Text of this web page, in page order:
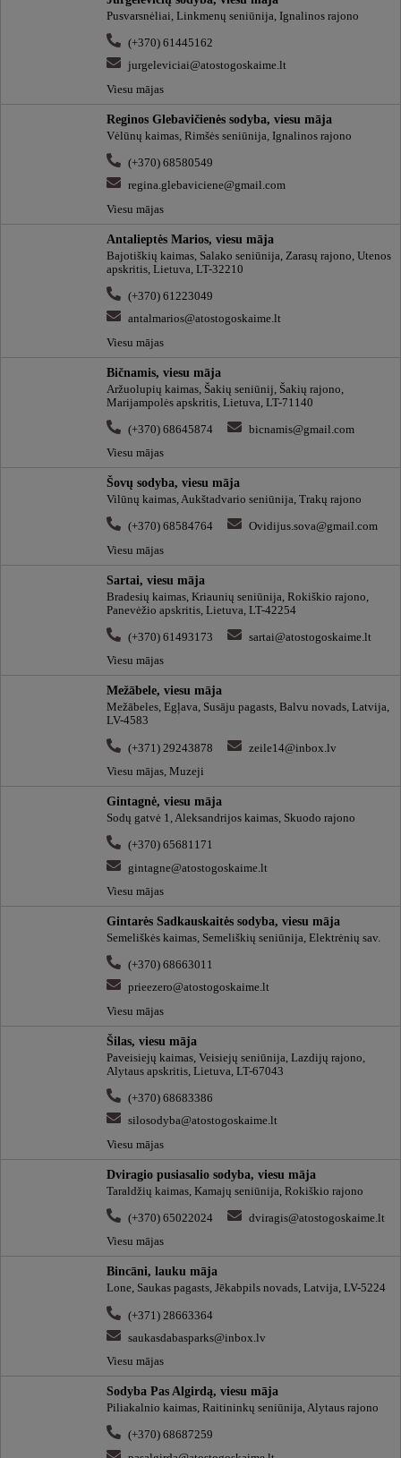
Pusvarsnėliai, Linkmenų seniūnija, Ignalinos rajono
(+370) 61445162
jurgeleviciai@atostogoskaime.lt
Viesu mājas
Reginos Glebavičienės sodyba, viesu māja
Vėlūnų kaimas, Rimšės seniūnija, Ignalinos rajono
(+370) 68580549
regina.glebaviciene@gmail.com
Viesu mājas
Antalieptės Marios, viesu māja
Bajotiškių kaimas, Salako seniūnija, Zarasų rajono, Utenos
apskritis, Lietuva, LT-32210
(+370) 61223049
antalmarios@atostogoskaime.lt
Viesu mājas
Bičnamis, viesu māja
Aržuolupių kaimas, Šakių seniūnij, Šakių rajono,
Marijampolės apskritis, Lietuva, LT-71140
(+370) 68645874
bicnamis@gmail.com
Viesu mājas
Šovų sodyba, viesu māja
Vilūnų kaimas, Aukštadvario seniūnija, Trakų rajono
(+370) 68584764
Ovidijus.sova@gmail.com
Viesu mājas
Sartai, viesu māja
Bradesių kaimas, Kriaunių seniūnija, Rokiškio rajono,
Panevėžio apskritis, Lietuva, LT-42254
(+370) 61493173
sartai@atostogoskaime.lt
Viesu mājas
Mežābele, viesu māja
Mežābeles, Egļava, Susāju pagasts, Balvu novads, Latvija,
LV-4583
(+371) 29243878
zeile14@inbox.lv
Viesu mājas, Muzeji
Gintagnė, viesu māja
Sodų gatvė 1, Aleksandrijos kaimas, Skuodo rajono
(+370) 65681171
gintagne@atostogoskaime.lt
Viesu mājas
Gintarės Sadkauskaitės sodyba, viesu māja
Semeliškės kaimas, Semeliškių seniūnija, Elektrėnių sav.
(+370) 68663011
prieezero@atostogoskaime.lt
Viesu mājas
Šilas, viesu māja
Paveisiejų kaimas, Veisiejų seniūnija, Lazdijų rajono,
Alytaus apskritis, Lietuva, LT-67043
(+370) 68683386
silosodyba@atostogoskaime.lt
Viesu mājas
Dviragio pusiasalio sodyba, viesu māja
Taraldžių kaimas, Kamajų seniūnija, Rokiškio rajono
(+370) 65022024
dviragis@atostogoskaime.lt
Viesu mājas
Bincāni, lauku māja
Lone, Saukas pagasts, Jēkabpils novads, Latvija, LV-5224
(+371) 28663364
saukasdabasparks@inbox.lv
Viesu mājas
Sodyba Pas Algirdą, viesu māja
Piliakalnio kaimas, Raitininkų seniūnija, Alytaus rajono
(+370) 68687259